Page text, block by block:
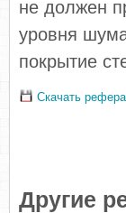
не должен
уровня
покрытие
Скачать
Другие